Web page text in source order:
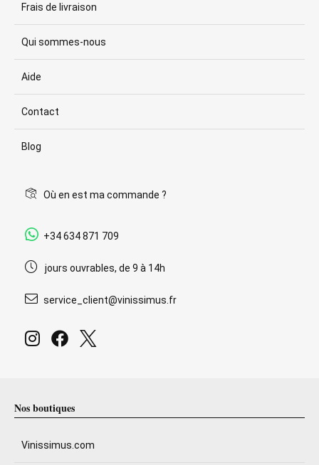
Frais de livraison
Qui sommes-nous
Aide
Contact
Blog
Où en est ma commande ?
+34 634 871 709
jours ouvrables, de 9 à 14h
service_client@vinissimus.fr
Nos boutiques
Vinissimus.com